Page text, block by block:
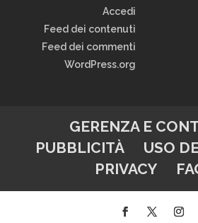
Accedi
Feed dei contenuti
Feed dei commenti
WordPress.org
GERENZA E
PUBBLICITÀ
USO
PRIVACY